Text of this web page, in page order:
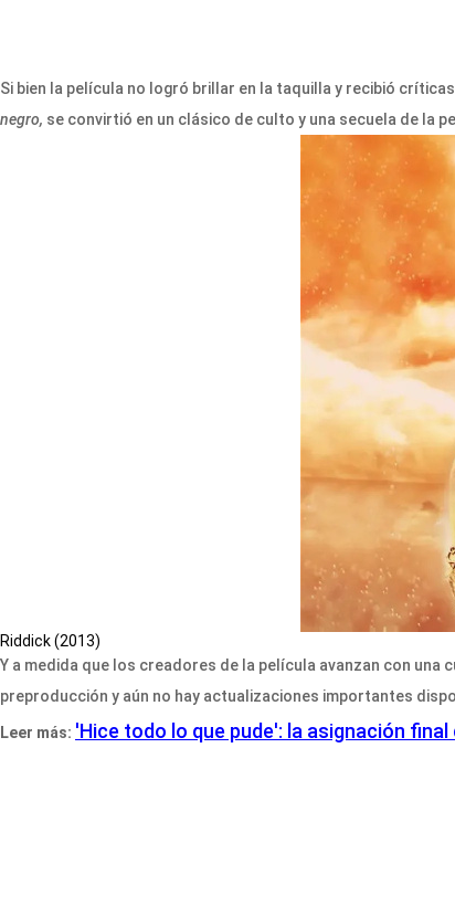
Si bien la película no logró brillar en la taquilla y recibió
negro, se convirtió en un clásico de culto y una secuela de la
Riddick (2013)
Y a medida que los creadores de la película avanzan con
preproducción y aún no hay actualizaciones importantes
Leer más: 'Hice todo lo que pude': la asignación